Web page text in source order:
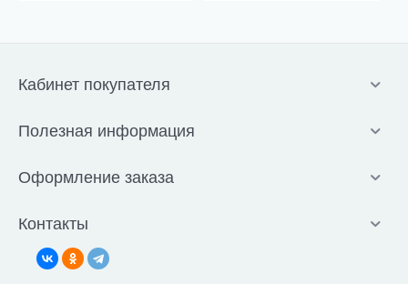
Кабинет покупателя
Полезная информация
Оформление заказа
Контакты